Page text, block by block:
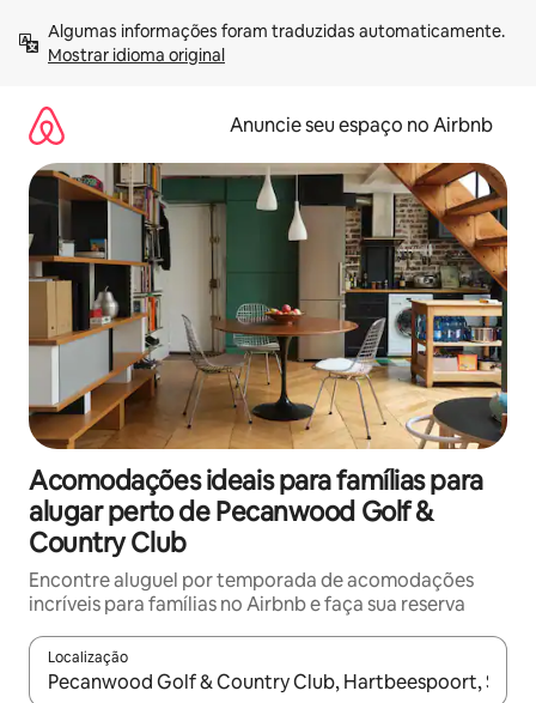
para
Mostrar idioma original
Anuncie seu espaço no Airbnb
Acomodações ideais para famílias para
alugar perto de Pecanwood Golf &
Country Club
Encontre aluguel por temporada de acomodações
incríveis para famílias no Airbnb e faça sua reserva
Localização
Quando os resultados estiverem disponíveis, explore-os